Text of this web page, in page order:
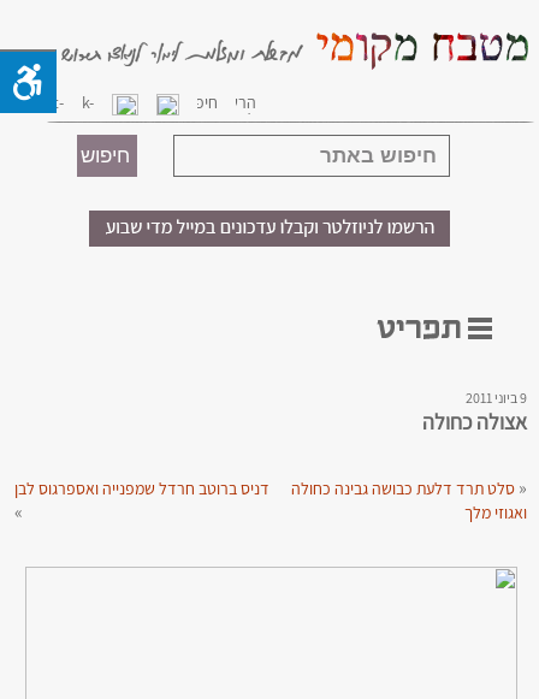
9 ביוני 2011
אצולה כחולה
« סלט תרד דלעת כבושה גבינה כחולה
ואגוזי מלך
דניס ברוטב חרדל שמפנייה ואספרגוס לבן
»